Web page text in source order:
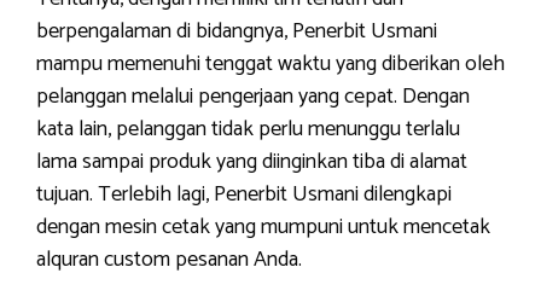
berpengalaman di bidangnya, Penerbit Usmani
mampu memenuhi tenggat waktu yang diberikan oleh
pelanggan melalui pengerjaan yang cepat. Dengan
kata lain, pelanggan tidak perlu menunggu terlalu
lama sampai produk yang diinginkan tiba di alamat
tujuan. Terlebih lagi, Penerbit Usmani dilengkapi
dengan mesin cetak yang mumpuni untuk mencetak
alquran custom pesanan Anda.